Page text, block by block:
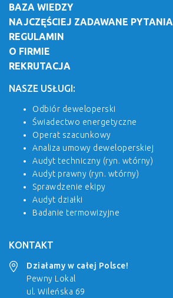
BAZA WIEDZY
NAJCZĘŚCIEJ ZADAWANE PYTANIA
REGULAMIN
O FIRMIE
REKRUTACJA
NASZE USŁUGI:
Odbiór deweloperski
Świadectwo energetyczne
Operat szacunkowy
Analiza umowy deweloperskiej
Audyt techniczny (ryn. wtórny)
Audyt prawny (ryn. wtórny)
Sprawdzenie ekipy
Audyt działki
Badanie termowizyjne
KONTAKT
Działamy w całej Polsce!
Pewny Lokal
ul. Wileńska 69